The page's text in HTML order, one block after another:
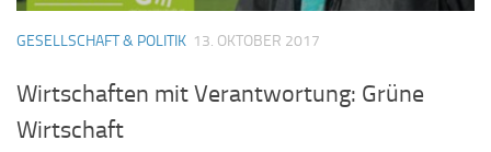
GESELLSCHAFT & POLITIK 13. OKTOBER 2017
Wirtschaften mit Verantwortung: Grüne
Wirtschaft